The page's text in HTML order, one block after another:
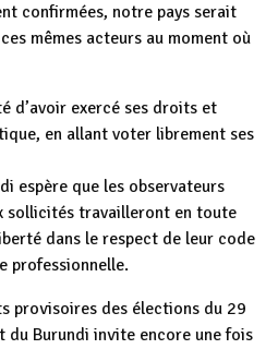
confirmées, notre pays serait
mêmes acteurs au moment où
d’avoir exercé ses droits et
en allant voter librement ses
espère que les observateurs
sollicités travailleront en toute
dans le respect de leur code
professionnelle.
provisoires des élections du 29
du Burundi invite encore une fois